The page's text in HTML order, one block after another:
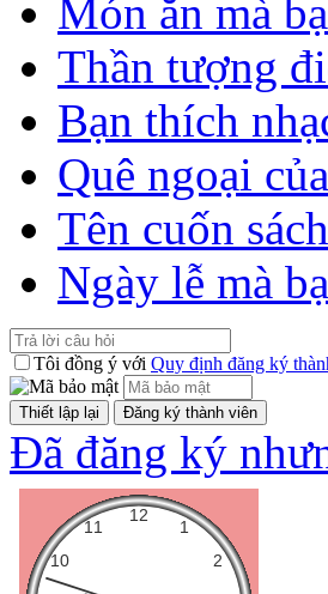
Món ăn mà
Thần tượng
Bạn thích
Quê ngoại
Tên cuốn
Ngày lễ mà
Tôi đồng ý với Quy định đăng ký
Đã đăng ký